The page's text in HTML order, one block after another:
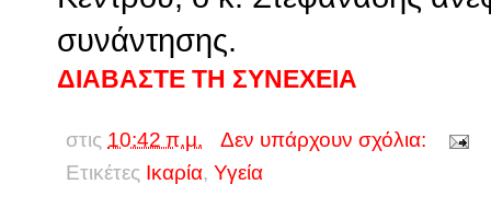
συνάντησης.
ΔΙΑΒΑΣΤΕ ΤΗ ΣΥΝΕΧΕΙΑ
στις 10:42 π.μ.
Δεν υπάρχουν σχόλια:
Ετικέτες Ικαρία, Υγεία